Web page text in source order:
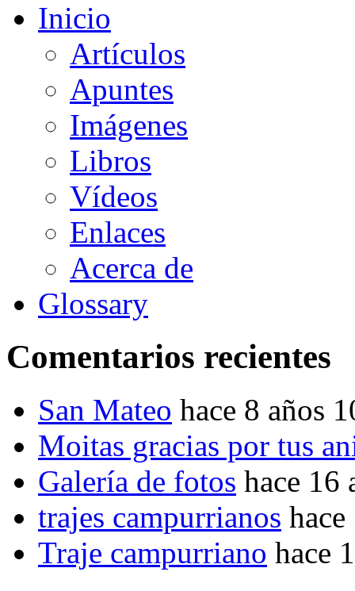
Inicio
Artículos
Apuntes
Imágenes
Libros
Vídeos
Enlaces
Acerca de
Glossary
Comentarios recientes
San Mateo hace 8 años
Moitas gracias por tus
Galería de fotos hace 16
trajes campurrianos
Traje campurriano hace